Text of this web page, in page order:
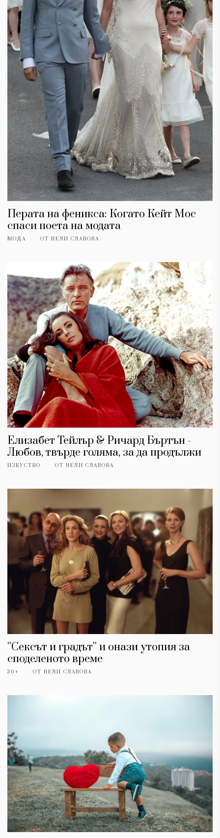
Перата на феникса: Когато Кейт Мос
спаси поета на модата
МОДА ОТ НЕЛИ СЛАВОВА
Елизабет Тейлър & Ричард Бъртън -
Любов, твърде голяма, за да продължи
ИЗКУСТВО ОТ НЕЛИ СЛАВОВА
''Сексът и градът'' и онази утопия за
споделеното време
30+ ОТ НЕЛИ СЛАВОВА